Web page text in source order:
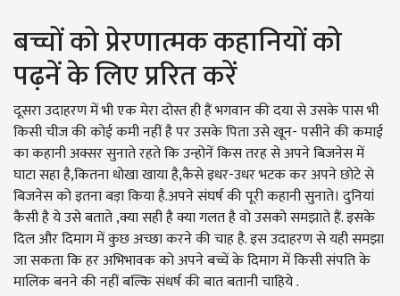
बच्चों को प्रेरणात्मक कहानियों को
पढ़नें के लिए प्ररित करें
दूसरा उदाहरण में भी एक मेरा दोस्त ही हैं भगवान की दया से उसके पास भी
किसी चीज की कोई कमी नहीं है पर उसके पिता उसे खून- पसीने की कमाई
का कहानी अक्सर सुनाते रहते कि उन्होनें किस तरह से अपने बिजनेस में
घाटा सहा है,कितना धोखा खाया है,कैसे इधर-उधर भटक कर अपने छोटे से
बिजनेस को इतना बड़ा किया है.अपने संघर्ष की पूरी कहानी सुनाते। दुनियां
कैसी है ये उसे बताते ,क्या सही है क्या गलत है वो उसको समझाते हैं. इसके
दिल और दिमाग में कुछ अच्छा करने की चाह है. इस उदाहरण से यही समझा
जा सकता कि हर अभिभावक को अपने बच्चें के दिमाग में किसी संपति के
मालिक बनने की नहीं बल्कि संधर्ष की बात बतानी चाहिये .